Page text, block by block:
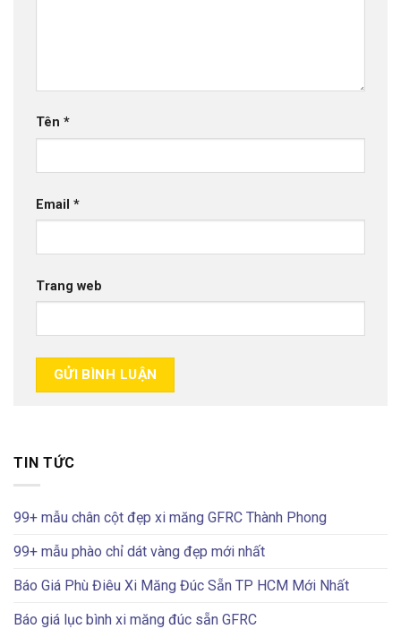
Tên *
Email *
Trang web
TIN TỨC
99+ mẫu chân cột đẹp xi măng GFRC Thành Phong
99+ mẫu phào chỉ dát vàng đẹp mới nhất
Báo Giá Phù Điêu Xi Măng Đúc Sẵn TP HCM Mới Nhất
Báo giá lục bình xi măng đúc sẵn GFRC